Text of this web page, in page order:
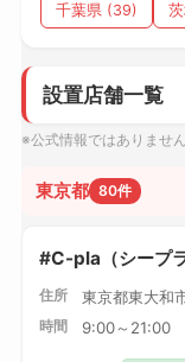
千葉県 (39)
設置店舗一覧
※公式情報ではありません
東京都 80件
#C-pla（シープ
住所 東京都東大和
時間 9:00～21:00